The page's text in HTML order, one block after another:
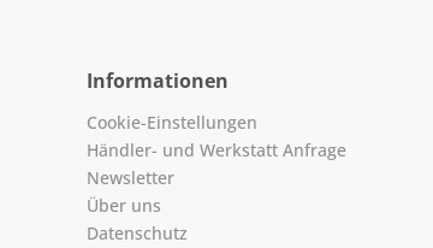
Informationen
Cookie-Einstellungen
Händler- und Werkstatt Anfrage
Newsletter
Über uns
Datenschutz